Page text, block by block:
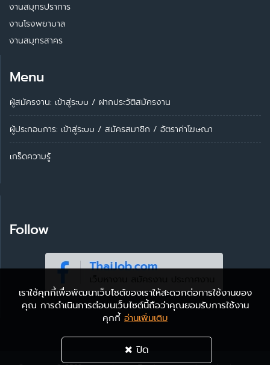
งานสมุทรปราการ
งานโรงพยาบาล
งานสมุทรสาคร
Menu
ผู้สมัครงาน: เข้าสู่ระบบ / ฝากประวัติสมัครงาน
ผู้ประกอบการ: เข้าสู่ระบบ / สมัครสมาชิก / อัตราค่าโฆษณา
เกร็ดความรู้
Follow
เราใช้คุกกี้เพื่อพัฒนาเว็บไซต์ของเราให้สะดวกต่อการใช้งานของ
คุณ การดำเนินการต่อบนเว็บไซต์นี้ถือว่าคุณยอมรับการใช้งาน
คุกกี้ อ่านเพิ่มเติม
ปิด